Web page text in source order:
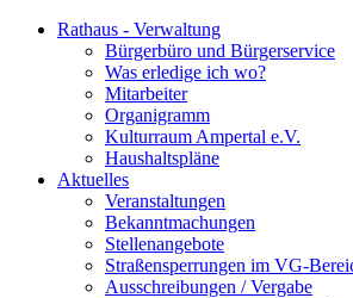
Rathaus - Verwaltung
Bürgerbüro und Bürgerservice
Was erledige ich wo?
Mitarbeiter
Organigramm
Kulturraum Ampertal e.V.
Haushaltspläne
Aktuelles
Veranstaltungen
Bekanntmachungen
Stellenangebote
Straßensperrungen im VG-
Ausschreibungen / Vergabe